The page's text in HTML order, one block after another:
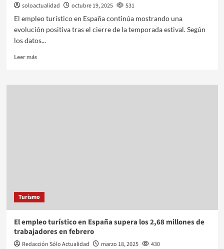
soloactualidad octubre 19, 2025
531
El empleo turístico en España continúa mostrando una
evolución positiva tras el cierre de la temporada estival. Según
los datos...
Leer más
Turismo
El empleo turístico en España supera los 2,68 millones de
trabajadores en febrero
Redacción Sólo Actualidad marzo 18, 2025
430